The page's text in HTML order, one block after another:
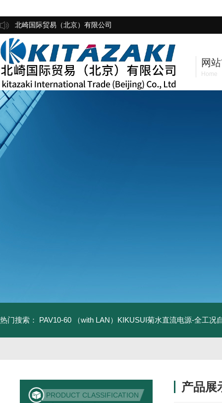
北崎国际贸易（北京）有限公司
网
Home
热门搜索： PAV10-60 （with LAN）KIKUSUI菊水直流电源-全工况
PRODUCT CLASSIFICATION
产品展